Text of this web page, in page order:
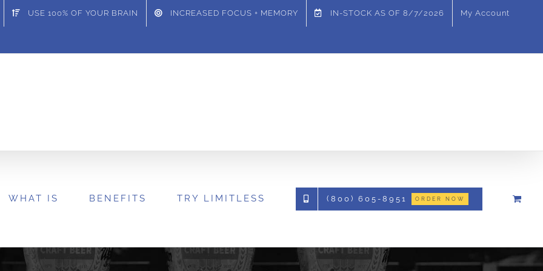
USE 100% OF YOUR BRAIN INCREASED FOCUS + MEMORY IN-STOCK AS OF 8/7/2026 My Account
WHAT IS BENEFITS TRY LIMITLESS (800) 605-8951 ORDER NOW